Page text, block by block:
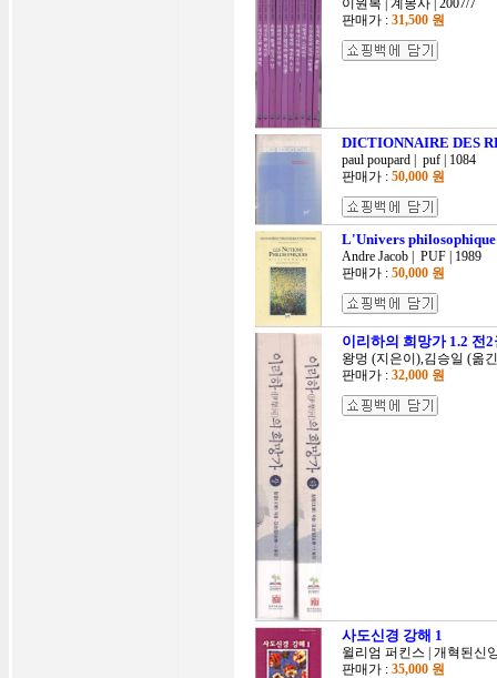
이원복 | 계몽사 | 2007/7
판매가 : 31,500 원
DICTIONNAIRE DES
paul poupard | puf | 1084
판매가 : 50,000 원
L'Univers
Andre Jacob | PUF | 1989
판매가 : 50,000 원
이리하의 희망가 1.2 전
왕멍 (지은이),김승일 (옮
판매가 : 32,000 원
사도신경 강해 1
윌리엄 퍼킨스 | 개혁된신
판매가 : 35,000 원